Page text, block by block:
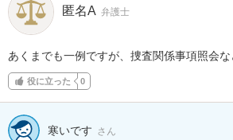
匿名A 弁護士
あくまでも一例ですが、捜査関係事項照会な
役に立った 0
寒いです さん